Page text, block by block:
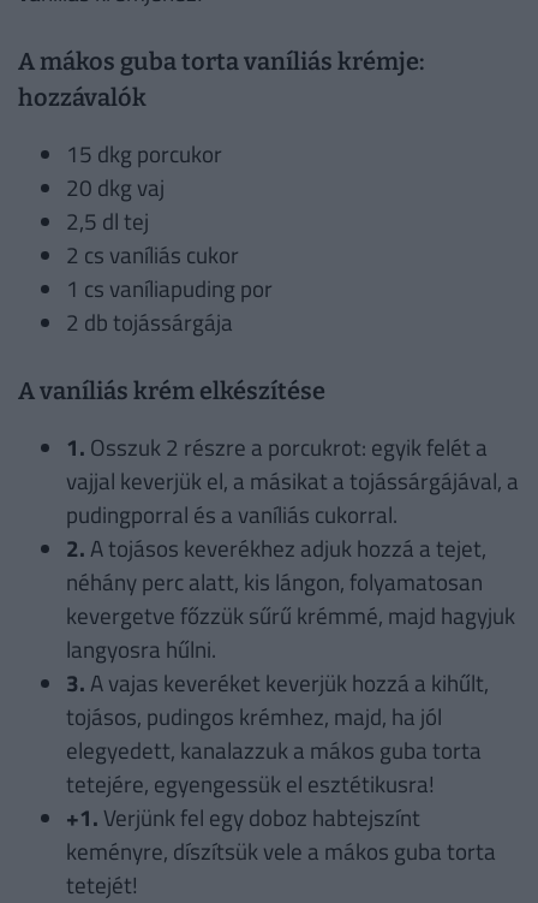
A mákos guba torta vaníliás krémje:
hozzávalók
15 dkg porcukor
20 dkg vaj
2,5 dl tej
2 cs vaníliás cukor
1 cs vaníliapuding por
2 db tojássárgája
A vaníliás krém elkészítése
1. Osszuk 2 részre a porcukrot: egyik felét a
vajjal keverjük el, a másikat a tojássárgájával, a
pudingporral és a vaníliás cukorral.
2.A tojásos keverékhez adjuk hozzá a tejet,
néhány perc alatt, kis lángon, folyamatosan
kevergetve főzzük sűrű krémmé, majd hagyjuk
langyosra hűlni.
3.A vajas keveréket keverjük hozzá a kihűlt,
tojásos, pudingos krémhez, majd, ha jól
elegyedett, kanalazzuk a mákos guba torta
tetejére, egyengessük el esztétikusra!
+1.Verjünk fel egy doboz habtejszínt
keményre, díszítsük vele a mákos guba torta
tetejét!